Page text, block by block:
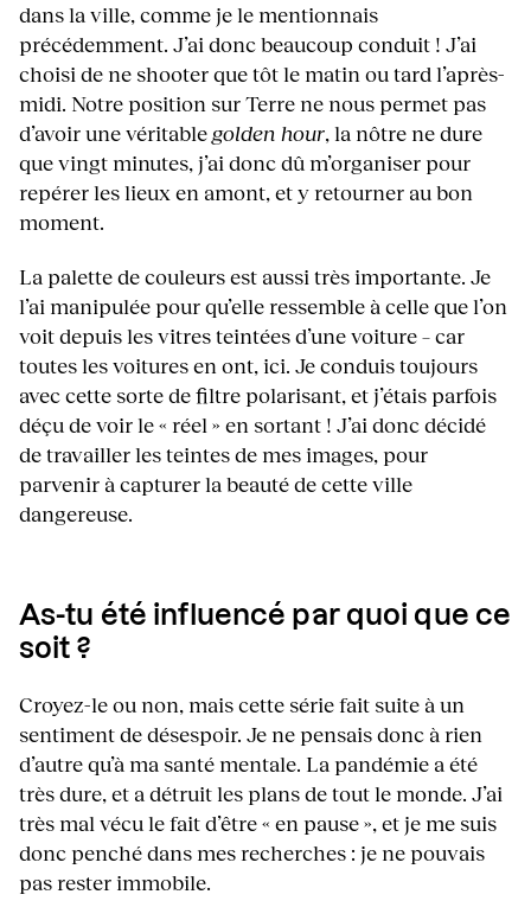
dans la ville, comme je le mentionnais
précédemment. J’ai donc beaucoup conduit ! J’ai
choisi de ne shooter que tôt le matin ou tard l’après-
midi. Notre position sur Terre ne nous permet pas
d’avoir une véritablegolden hour, la nôtre ne dure
que vingt minutes, j’ai donc dû m’organiser pour
repérer les lieux en amont, et y retourner au bon
moment.
La palette de couleurs est aussi très importante. Je
l’ai manipulée pour qu’elle ressemble à celle que l’on
voit depuis les vitres teintées d’une voiture – car
toutes les voitures en ont, ici. Je conduis toujours
avec cette sorte de filtre polarisant, et j’étais parfois
déçu de voir le « réel » en sortant ! J’ai donc décidé
de travailler les teintes de mes images, pour
parvenir à capturer la beauté de cette ville
dangereuse.
As-tu été influencé par quoi que ce
soit ?
Croyez-le ou non, mais cette série fait suite à un
sentiment de désespoir. Je ne pensais donc à rien
d’autre qu’à ma santé mentale. La pandémie a été
très dure, et a détruit les plans de tout le monde. J’ai
très mal vécu le fait d’être « en pause », et je me suis
donc penché dans mes recherches : je ne pouvais
pas rester immobile.